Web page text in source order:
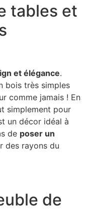
tables et
et élégance.
bois très simples
comme jamais ! En
simplement pour
un décor idéal à
de poser un
des rayons du
de